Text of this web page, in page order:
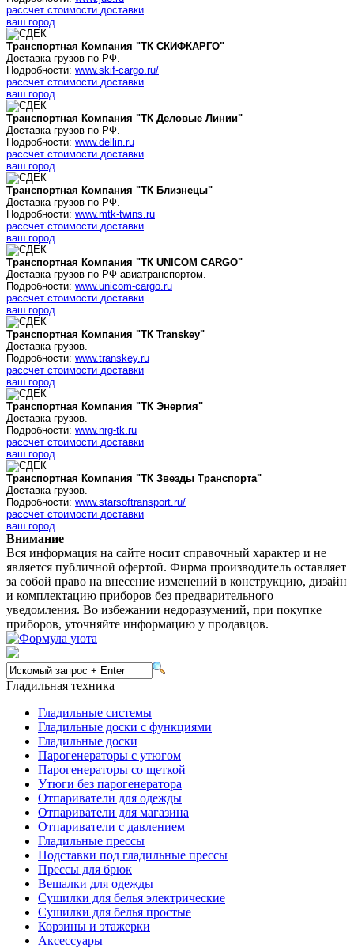
рассчет стоимости доставки
ваш город
Транспортная Компания "ТК СКИФКАРГО"
Доставка грузов по РФ.
Подробности: www.skif-cargo.ru/
рассчет стоимости доставки
ваш город
Транспортная Компания "ТК Деловые Линии"
Доставка грузов по РФ.
Подробности: www.dellin.ru
рассчет стоимости доставки
ваш город
Транспортная Компания "ТК Близнецы"
Доставка грузов по РФ.
Подробности: www.mtk-twins.ru
рассчет стоимости доставки
ваш город
Транспортная Компания "ТК UNICOM CARGO"
Доставка грузов по РФ авиатранспортом.
Подробности: www.unicom-cargo.ru
рассчет стоимости доставки
ваш город
Транспортная Компания "ТК Transkey"
Доставка грузов.
Подробности: www.transkey.ru
рассчет стоимости доставки
ваш город
Транспортная Компания "ТК Энергия"
Доставка грузов.
Подробности: www.nrg-tk.ru
рассчет стоимости доставки
ваш город
Транспортная Компания "ТК Звезды Транспорта"
Доставка грузов.
Подробности: www.starsoftransport.ru/
рассчет стоимости доставки
ваш город
Внимание
Вся информация на сайте носит справочный характер и не
является публичной офертой. Фирма производитель оставляет
за собой право на внесение изменений в конструкцию, дизайн
и комплектацию приборов без предварительного
уведомления. Во избежании недоразумений, при покупке
приборов, уточняйте информацию у продавцов.
Гладильная техника
Гладильные системы
Гладильные доски с функциями
Гладильные доски
Парогенераторы с утюгом
Парогенераторы со щеткой
Утюги без парогенератора
Отпариватели для одежды
Отпариватели для магазина
Отпариватели с давлением
Гладильные прессы
Подставки под гладильные прессы
Прессы для брюк
Вешалки для одежды
Сушилки для белья электрические
Сушилки для белья простые
Корзины и этажерки
Аксессуары